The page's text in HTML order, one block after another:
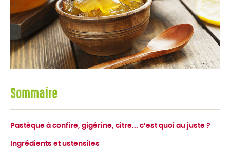
Sommaire
Pastèque à confire, gigérine, citre... c’est quoi au juste ?
Ingrédients et ustensiles